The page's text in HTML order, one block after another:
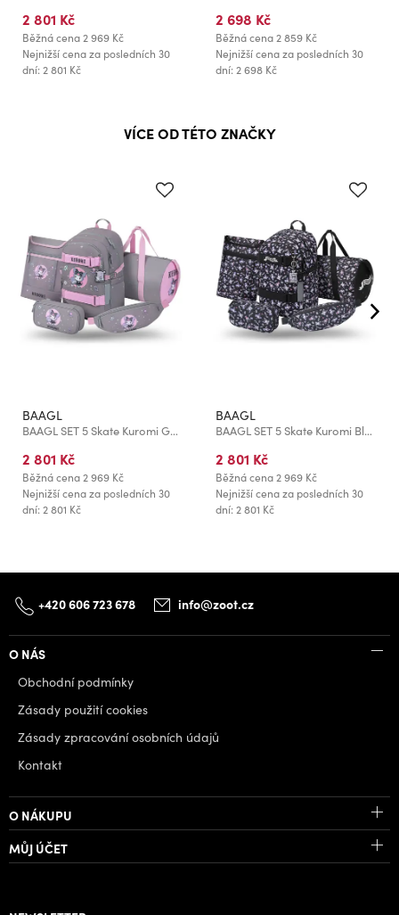
2 801 Kč
Běžná cena2 969 Kč
Nejnižší cena za posledních 30
dní: 2 801 Kč
2 698 Kč
Běžná cena2 859 Kč
Nejnižší cena za posledních 30
dní: 2 698 Kč
VÍCE OD TÉTO ZNAČKY
BAAGL
BAAGL SET 5 Skate Kuromi Grey: batoh, penál, sportovní taška, ledvinka, obal na notebook GRS
2 801 Kč
Běžná cena2 969 Kč
Nejnižší cena za posledních 30
dní: 2 801 Kč
BAAGL
BAAGL SET 5 Skate Kuromi Black: batoh, penál, sportovní taška, ledvinka, obal na notebook GRS
2 801 Kč
Běžná cena2 969 Kč
Nejnižší cena za posledních 30
dní: 2 801 Kč
+420 606 723 678 info@zoot.cz
O NÁS
Obchodní podmínky
Zásady použití cookies
Zásady zpracování osobních údajů
Kontakt
O NÁKUPU
MŮJ ÚČET